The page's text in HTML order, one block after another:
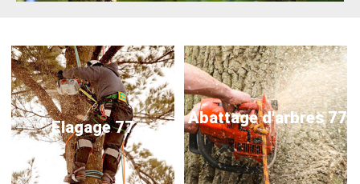
Elagage 77 Abattage d'arbres 77